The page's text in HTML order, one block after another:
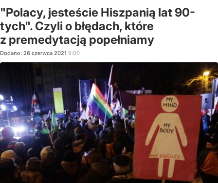
"Polacy, jesteście Hiszpanią lat 90-
tych". Czyli o błędach, które
z premedytacją popełniamy
Dodano: 26 czerwca 2021 9:00